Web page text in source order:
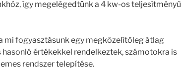
így megelégedtünk a 4 kw-os teljesítményű
mi fogyasztásunk egy megközelítőleg átlag
hasonló értékekkel rendelkeztek, számotokra is
rendszer telepítése.